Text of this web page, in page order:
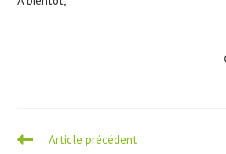
Read
Article précédent